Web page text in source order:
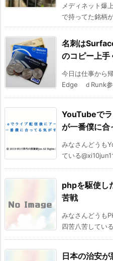
メディネット爆
で持ってた銘柄
名刺は
のコピー上手
今日は仕事から
Edge ｄRunk参
YouTubeで
が一番僕に合
みなさんどうも
ている
phpを駆使し
苦戦
みなさんどうも
四苦八苦してい
日本の治安